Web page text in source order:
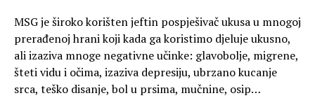
MSG je široko korišten jeftin pospješivač ukusa u mnogoj
prerađenoj hrani koji kada ga koristimo djeluje ukusno,
ali izaziva mnoge negativne učinke: glavobolje, migrene,
šteti vidu i očima, izaziva depresiju, ubrzano kucanje
srca, teško disanje, bol u prsima, mučnine, osip…